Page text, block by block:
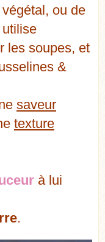
ou de
utilise
les soupes, et
&
saveur
texture
à lui
.